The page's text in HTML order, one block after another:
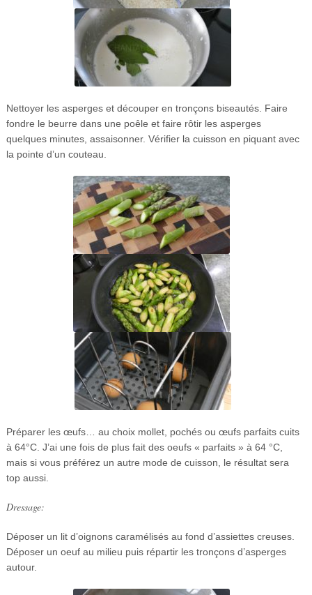
Nettoyer les asperges et découper en tronçons biseautés. Faire
fondre le beurre dans une poêle et faire rôtir les asperges
quelques minutes, assaisonner. Vérifier la cuisson en piquant avec
la pointe d’un couteau.
Préparer les œufs… au choix mollet, pochés ou œufs parfaits cuits
à 64°C. J’ai une fois de plus fait des oeufs « parfaits » à 64 °C,
mais si vous préférez un autre mode de cuisson, le résultat sera
top aussi.
Dressage:
Déposer un lit d’oignons caramélisés au fond d’assiettes creuses.
Déposer un oeuf au milieu puis répartir les tronçons d’asperges
autour.